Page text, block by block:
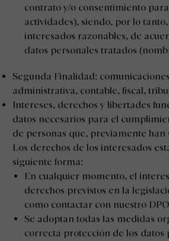
contrato y/o consentimiento
actividades), siendo, por lo
interesados razonables, de
datos personales tratados
Segunda Finalidad:
administrativa, contable, fiscal,
Intereses, derechos y libertades
datos necesarios para el
de personas que, previamente
Los derechos de los interesados
siguiente forma:
En cualquier momento, el
derechos previstos en la
como contactar con nuestro
Se adoptan todas las medidas
correcta protección de los datos